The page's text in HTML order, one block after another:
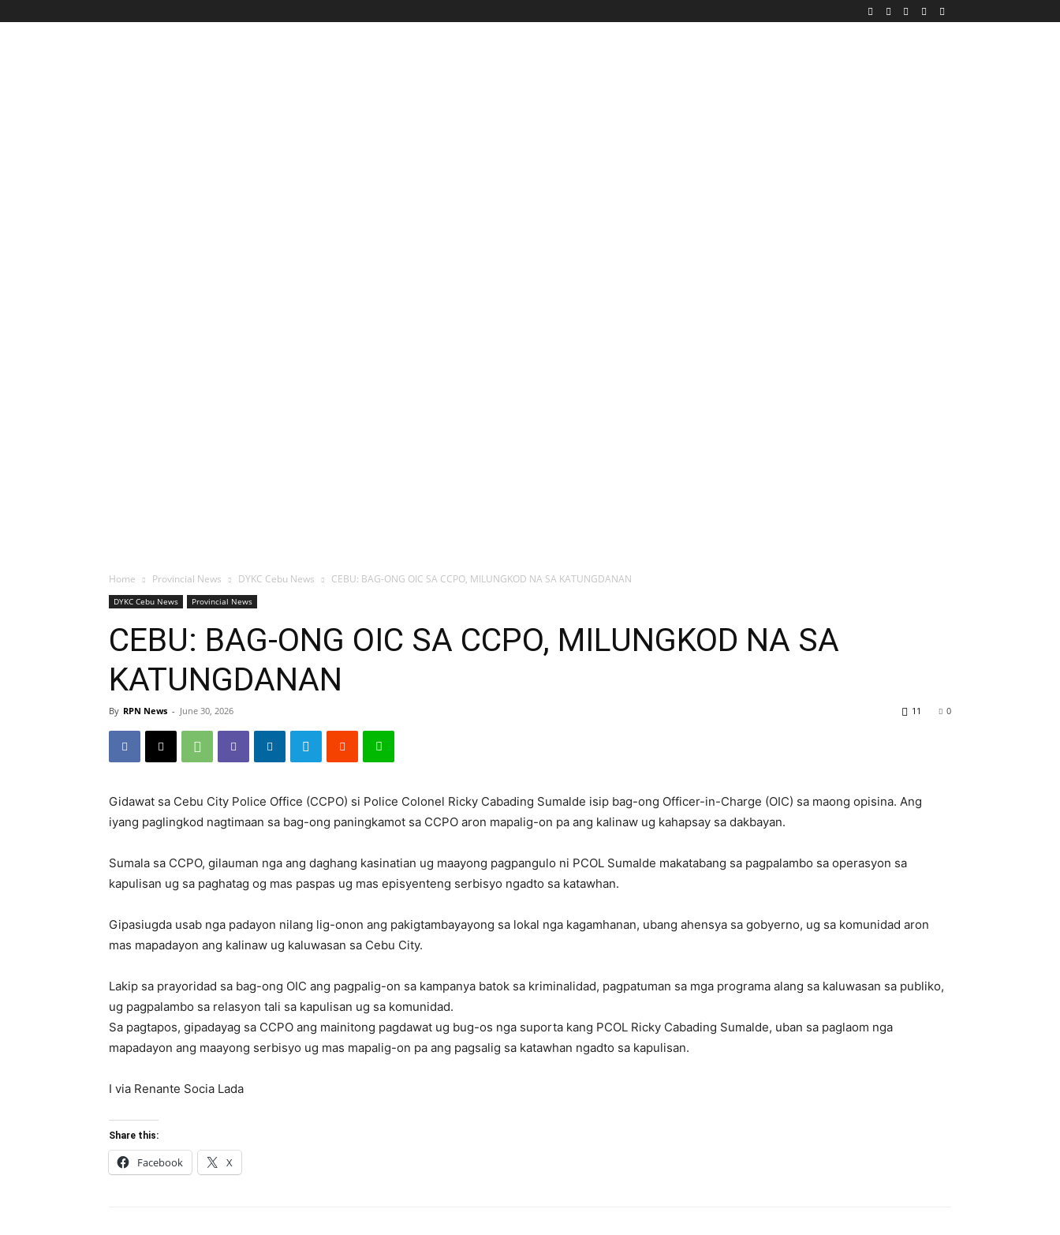
Home Provincial News DYKC Cebu News CEBU: BAG-ONG OIC SA CCPO, MILUNGKOD NA SA KATUNGDANAN
DYKC Cebu News Provincial News
CEBU: BAG-ONG OIC SA CCPO, MILUNGKOD NA SA
KATUNGDANAN
By RPN News - June 30, 2026 0
11
Gidawat sa Cebu City Police Office (CCPO) si Police Colonel Ricky Cabading Sumalde isip bag-ong Officer-in-Charge (OIC) sa maong opisina. Ang
iyang paglingkod nagtimaan sa bag-ong paningkamot sa CCPO aron mapalig-on pa ang kalinaw ug kahapsay sa dakbayan.
Sumala sa CCPO, gilauman nga ang daghang kasinatian ug maayong pagpangulo ni PCOL Sumalde makatabang sa pagpalambo sa operasyon sa
kapulisan ug sa paghatag og mas paspas ug mas episyenteng serbisyo ngadto sa katawhan.
Gipasiugda usab nga padayon nilang lig-onon ang pakigtambayayong sa lokal nga kagamhanan, ubang ahensya sa gobyerno, ug sa komunidad aron
mas mapadayon ang kalinaw ug kaluwasan sa Cebu City.
Lakip sa prayoridad sa bag-ong OIC ang pagpalig-on sa kampanya batok sa kriminalidad, pagpatuman sa mga programa alang sa kaluwasan sa publiko,
ug pagpalambo sa relasyon tali sa kapulisan ug sa komunidad.
Sa pagtapos, gipadayag sa CCPO ang mainitong pagdawat ug bug-os nga suporta kang PCOL Ricky Cabading Sumalde, uban sa paglaom nga
mapadayon ang maayong serbisyo ug mas mapalig-on pa ang pagsalig sa katawhan ngadto sa kapulisan.
I via Renante Socia Lada
Share this:
Facebook X